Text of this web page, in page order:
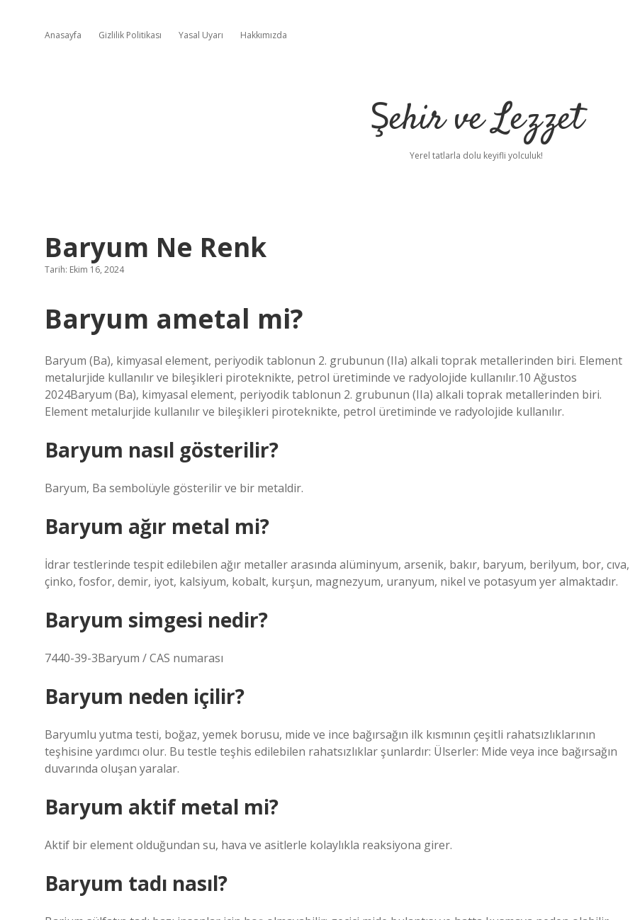
Anasayfa Gizlilik Politikası Yasal Uyarı Hakkımızda
Şehir ve Lezzet
Yerel tatlarla dolu keyifli yolculuk!
Baryum Ne Renk
Tarih: Ekim 16, 2024
Baryum ametal mi?
Baryum (Ba), kimyasal element, periyodik tablonun 2. grubunun (IIa) alkali toprak metallerinden biri. Element
metalurjide kullanılır ve bileşikleri piroteknikte, petrol üretiminde ve radyolojide kullanılır.10 Ağustos
2024Baryum (Ba), kimyasal element, periyodik tablonun 2. grubunun (IIa) alkali toprak metallerinden biri.
Element metalurjide kullanılır ve bileşikleri piroteknikte, petrol üretiminde ve radyolojide kullanılır.
Baryum nasıl gösterilir?
Baryum, Ba sembolüyle gösterilir ve bir metaldir.
Baryum ağır metal mi?
İdrar testlerinde tespit edilebilen ağır metaller arasında alüminyum, arsenik, bakır, baryum, berilyum, bor, cıva,
çinko, fosfor, demir, iyot, kalsiyum, kobalt, kurşun, magnezyum, uranyum, nikel ve potasyum yer almaktadır.
Baryum simgesi nedir?
7440-39-3Baryum / CAS numarası
Baryum neden içilir?
Baryumlu yutma testi, boğaz, yemek borusu, mide ve ince bağırsağın ilk kısmının çeşitli rahatsızlıklarının
teşhisine yardımcı olur. Bu testle teşhis edilebilen rahatsızlıklar şunlardır: Ülserler: Mide veya ince bağırsağın
duvarında oluşan yaralar.
Baryum aktif metal mi?
Aktif bir element olduğundan su, hava ve asitlerle kolaylıkla reaksiyona girer.
Baryum tadı nasıl?